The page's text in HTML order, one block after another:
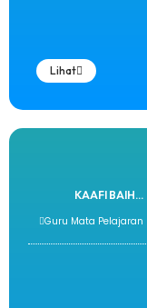
Lihat
KAAFI BAIH...
Guru Mata Pelajaran